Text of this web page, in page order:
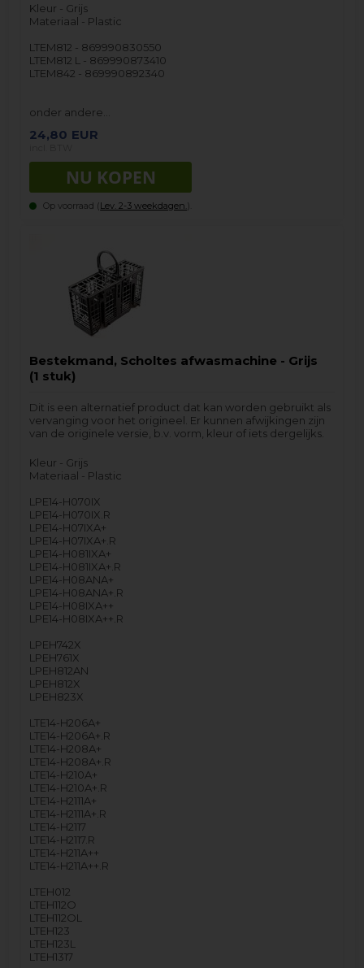
Kleur - Grijs
Materiaal - Plastic
LTEM812 - 869990830550
LTEM812 L - 869990873410
LTEM842 - 869990892340
onder andere…
24,80 EUR
Op voorraad (Lev. 2-3 weekdagen. ).
Bestekmand, Scholtes afwasmachine - Grijs
(1 stuk)
Dit is een alternatief product dat kan worden gebruikt als
vervanging voor het origineel. Er kunnen afwijkingen zijn
van de originele versie, b.v. vorm, kleur of iets dergelijks.
Kleur - Grijs
Materiaal - Plastic
LPE14-H070IX
LPE14-H070IX.R
LPE14-H07IXA+
LPE14-H07IXA+.R
LPE14-H081IXA+
LPE14-H081IXA+.R
LPE14-H08ANA+
LPE14-H08ANA+.R
LPE14-H08IXA++
LPE14-H08IXA++.R
LPEH742X
LPEH761X
LPEH812AN
LPEH812X
LPEH823X
LTE14-H206A+
LTE14-H206A+.R
LTE14-H208A+
LTE14-H208A+.R
LTE14-H210A+
LTE14-H210A+.R
LTE14-H2111A+
LTE14-H2111A+.R
LTE14-H2117
LTE14-H2117.R
LTE14-H211A++
LTE14-H211A++.R
LTEH012
LTEH112O
LTEH112OL
LTEH123
LTEH123L
LTEH1317